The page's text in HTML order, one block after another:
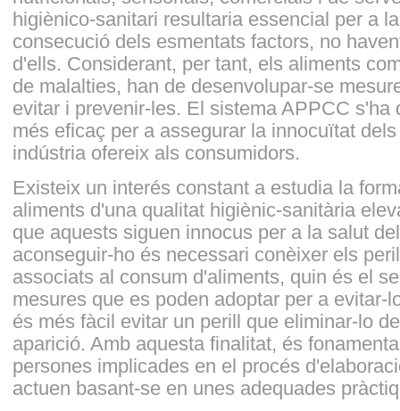
higiènico-sanitari resultaria essencial per a
consecució dels esmentats factors, no
d'ells. Considerant, per tant, els aliments
de malalties, han de desenvolupar-se
evitar i prevenir-les. El sistema APPCC s'ha
més eficaç per a assegurar la innocuïtat
indústria ofereix als consumidors.
Existeix un interés constant a estudia la
aliments d'una qualitat higiènic-sanitària
que aquests siguen innocus per a la salut
aconseguir-ho és necessari conèixer els
associats al consum d'aliments, quin és el
mesures que es poden adoptar per a evitar-
és més fàcil evitar un perill que eliminar-lo
aparició. Amb aquesta finalitat, és
persones implicades en el procés
actuen basant-se en unes adequades